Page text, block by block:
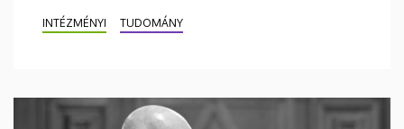
INTÉZMÉNYI TUDOMÁNY